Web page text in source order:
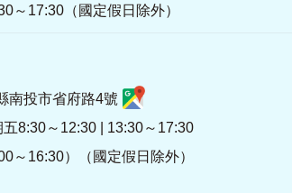
～17:30（國定假日除外）
南投市省府路4號
8:30～12:30 | 13:30～17:30
～16:30）（國定假日除外）